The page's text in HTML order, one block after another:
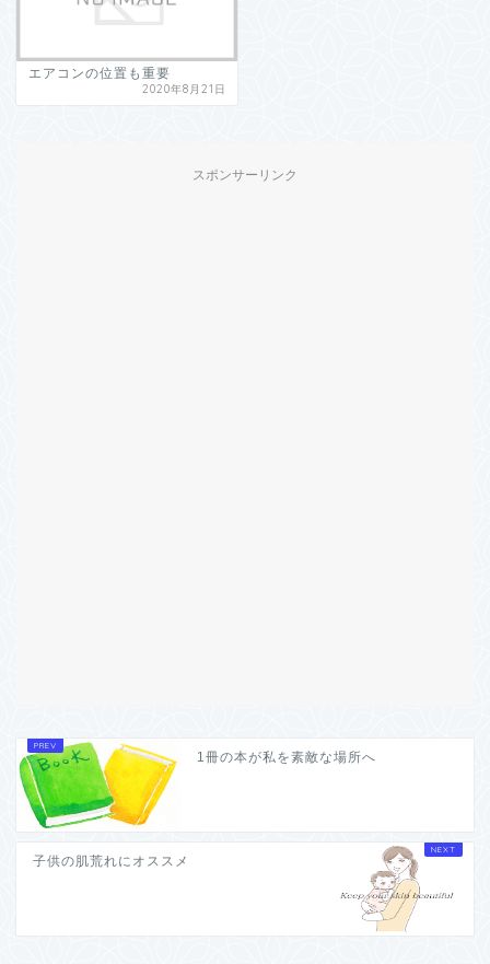
エアコンの位置も重要
2020年8月21日
スポンサーリンク
1冊の本が私を素敵な場所へ
子供の肌荒れにオススメ